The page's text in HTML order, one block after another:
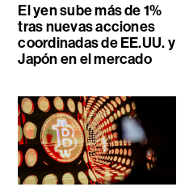
El yen sube más de 1%
tras nuevas acciones
coordinadas de EE.UU. y
Japón en el mercado